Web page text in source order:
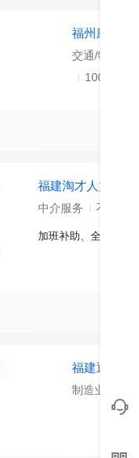
福州康海物
交通/物流/运
100-499人
福建淘才人力资源
中介服务 不需要
福建通宇电
制造业